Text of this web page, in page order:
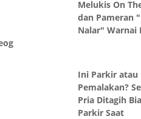
Melukis On
dan Pameran
Nalar" Warnai
Ini Parkir atau
Pemalakan?
Pria Ditagih
Parkir Saat